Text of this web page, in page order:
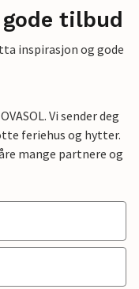
tilbud
inspirasjon og gode
Vi sender deg
feriehus og hytter.
mange partnere og